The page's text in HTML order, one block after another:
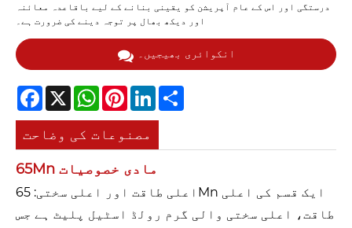
درستگی اور اس کے عام آپریشن کو یقینی بنانے کے لیے باقاعدہ معائنہ
اور دیکھ بھال پر توجہ دینے کی ضرورت ہے۔
انکوائری بھیجیں۔
Facebook
X WhatsAppPinterestLinkedIn
مصنوعات کی وضاحت
65Mn مادی خصوصیات
اعلی طاقت اور اعلی سختی: 65Mn ایک قسم کی اعلی
طاقت، اعلی سختی والی گرم رولڈ اسٹیل پلیٹ ہے جس